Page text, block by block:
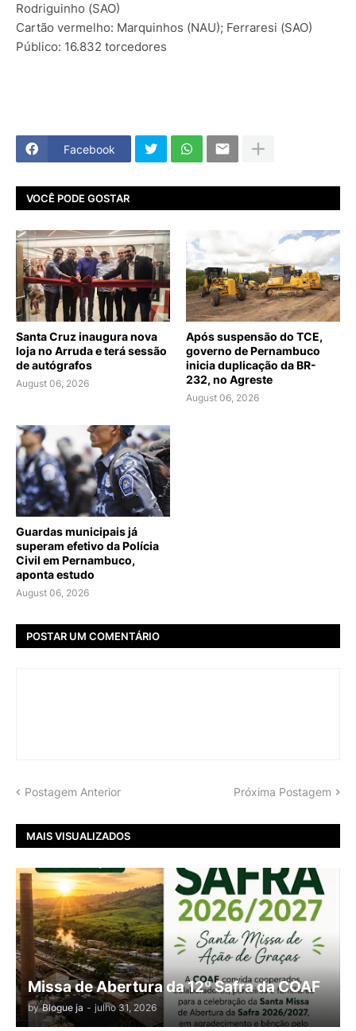
Rodriguinho (SAO)
Cartão vermelho: Marquinhos (NAU); Ferraresi (SAO)
Público: 16.832 torcedores
Facebook
VOCÊ PODE GOSTAR
Santa Cruz inaugura nova
loja no Arruda e terá sessão
de autógrafos
August 06, 2026
Após suspensão do TCE,
governo de Pernambuco
inicia duplicação da BR-
232, no Agreste
August 06, 2026
Guardas municipais já
superam efetivo da Polícia
Civil em Pernambuco,
aponta estudo
August 06, 2026
POSTAR UM COMENTÁRIO
Postagem Anterior Próxima Postagem
MAIS VISUALIZADOS
Missa de Abertura da 12º Safra da COAF
by Blogue ja - julho 31, 2026